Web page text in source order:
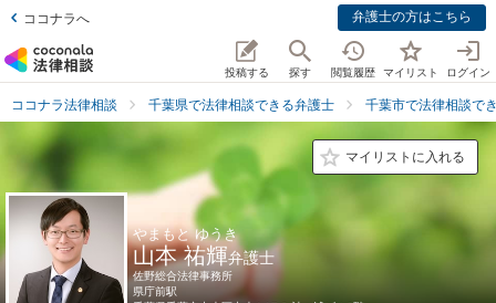
ココナラへ 弁護士の方はこちら
投稿する 探す 閲覧履歴 マイリスト ログイン
ココナラ法律相談 千葉県で法律相談できる弁護士 千葉市で法律相談で
マイリストに入れる
やまもと ゆうき
山本 祐輝弁護士
佐野総合法律事務所
県庁前駅